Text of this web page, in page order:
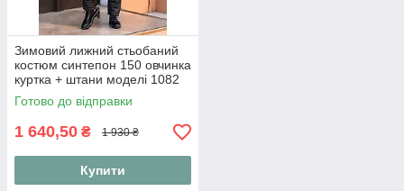
Зимовий лижний стьобаний
костюм синтепон 150 овчинка
куртка + штани моделі 1082
(42-56) 46, Червоний
Готово до відправки
1 640,50 ₴ 1 930 ₴
Купити